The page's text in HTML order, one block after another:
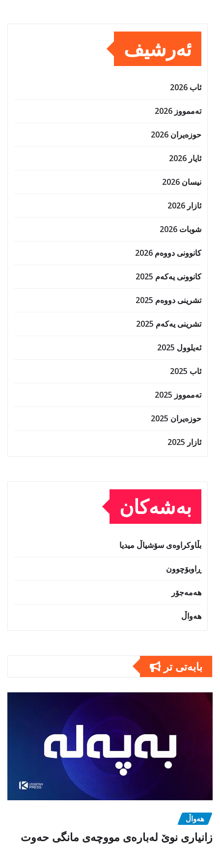
ئەرشیف
ئاب 2026
تەممووز 2026
حوزه‌یران 2026
ئایار 2026
نیسان 2026
ئازار 2026
شوبات 2026
کانوونی دووەم 2026
کانوونی یەکەم 2025
تشرینی دووەم 2025
تشرینی یەکەم 2025
ئەیلوول 2025
ئاب 2025
تەممووز 2025
حوزه‌یران 2025
ئازار 2025
بەشەکان
بڵاوکراوەی سۆشیاڵ میدیا
ڕاوبۆچوون
هەمەجۆر
هەواڵ
بابەتى تر
هەواڵ
زانیاری نوێ لەبارەی مووچەی مانگی حەوت